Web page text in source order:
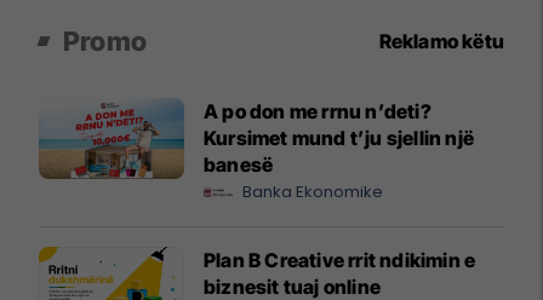
Promo Reklamo këtu
A po don me rrnu n’deti?
Kursimet mund t’ju sjellin një
banesë
Banka Ekonomike
Plan B Creative rrit ndikimin e
biznesit tuaj online